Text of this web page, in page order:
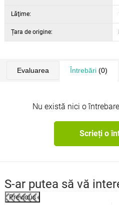
Lăţime:
Țara de origine:
Evaluarea Întrebări(0)
Nu există nici o
Scrieți o
S-ar putea să vă
Previous